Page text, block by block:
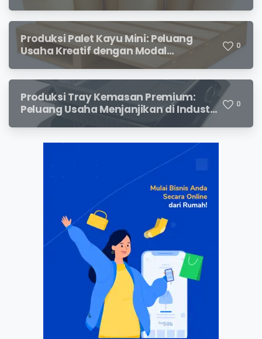
Produksi Palet Kayu Mini: Peluang
Usaha Kreatif dengan Modal
Terjangkau dan Potensi Keuntungan
0
Produksi Tray Kemasan Premium:
Peluang Usaha Menjanjikan di Industri
Packaging Modern
0